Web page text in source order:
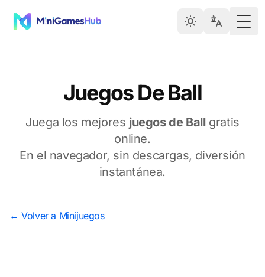
Juegos De Ball
Juega los mejores juegos de Ballgratis
online.
En el navegador, sin descargas, diversión
instantánea.
← Volver a Minijuegos